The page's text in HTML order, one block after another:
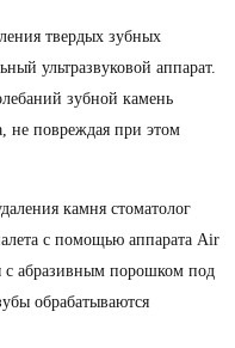
твердых зубных
ультразвуковой аппарат.
зубной камень
не повреждая при этом
камня стоматолог
с помощью аппарата Air
с абразивным порошком под
обрабатываются